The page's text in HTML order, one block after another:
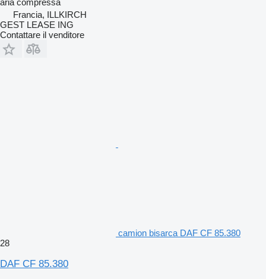
Francia, ILLKIRCH
GEST LEASE ING
Contattare il venditore
camion bisarca DAF CF 85.380
28
DAF CF 85.380